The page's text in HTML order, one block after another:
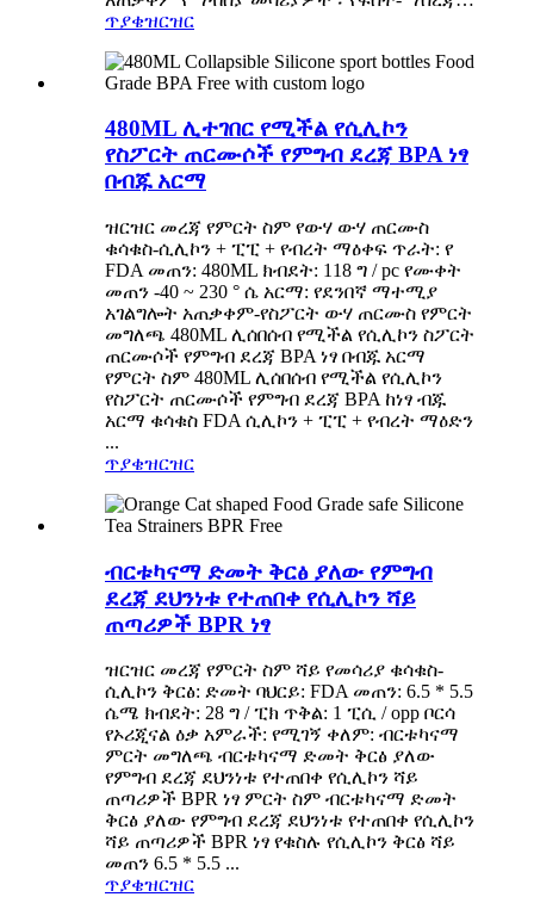
ጥያቄዝርዝር
480ML ሊተገበር የሚችል የሲሊኮን
የስፖርት ጠርሙሶች የምግብ ደረጃ BPA ነፃ
በብጁ አርማ
ዝርዝር መረጃ የምርት ስም የውሃ ውሃ ጠርሙስ
ቁሳቁስ-ሲሊኮን + ፒፒ + የብረት ማዕቀፍ ጥራት: የ
FDA መጠን: 480ML ክብደት: 118 ግ / pc የሙቀት
መጠን -40 ~ 230 ° ሴ አርማ: የደንበኛ ማተሚያ
አገልግሎት አጠቃቀም-የስፖርት ውሃ ጠርሙስ የምርት
መግለጫ 480ML ሊሰበሰብ የሚችል የሲሊኮን ስፖርት
ጠርሙሶች የምግብ ደረጃ BPA ነፃ በብጁ አርማ
የምርት ስም 480ML ሊሰበሰብ የሚችል የሲሊኮን
የስፖርት ጠርሙሶች የምግብ ደረጃ BPA ከነፃ ብጁ
አርማ ቁሳቁስ FDA ሲሊኮን + ፒፒ + የብረት ማዕድን
...
ጥያቄዝርዝር
ብርቱካናማ ድመት ቅርፅ ያለው የምግብ
ደረጃ ደህንነቱ የተጠበቀ የሲሊኮን ሻይ
ጠጣሪዎች BPR ነፃ
ዝርዝር መረጃ የምርት ስም ሻይ የመሳሪያ ቁሳቁስ-
ሲሊኮን ቅርፅ: ድመት ባህርይ: FDA መጠን: 6.5 * 5.5
ሴሜ ክብደት: 28 ግ / ፒክ ጥቅል: 1 ፒሲ / opp ቦርሳ
የኦሪጂናል ዕቃ አምራች: የሚገኝ ቀለም: ብርቱካናማ
ምርት መግለጫ ብርቱካናማ ድመት ቅርፅ ያለው
የምግብ ደረጃ ደህንነቱ የተጠበቀ የሲሊኮን ሻይ
ጠጣሪዎች BPR ነፃ ምርት ስም ብርቱካናማ ድመት
ቅርፅ ያለው የምግብ ደረጃ ደህንነቱ የተጠበቀ የሲሊኮን
ሻይ ጠጣሪዎች BPR ነፃ የቁስሉ የሲሊኮን ቅርፅ ሻይ
መጠን 6.5 * 5.5 ...
ጥያቄዝርዝር